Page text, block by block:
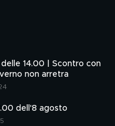
delle 14.00 | Scontro con
non arretra
dell'8 agosto